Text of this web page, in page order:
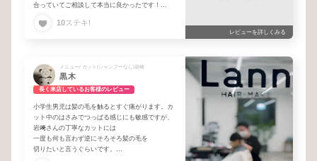
合っていてご相談して本当に良かったです！
です。ありがとうございます！
10ステキ!
レビューを詳しくみる
メニュー/ カット(シャンプーなし)岩崎
黒木
長く来店しているお客様のレビュー
小学生男児は髪の毛を触るとすぐ痛がります。カ
ット中のはさみでつっぱる感じにも敏感ですが、
岩﨑さんの丁寧なカットには
一度も何も言わず逆にそろそろ髪の毛を
切りたいと言うぐらいです。